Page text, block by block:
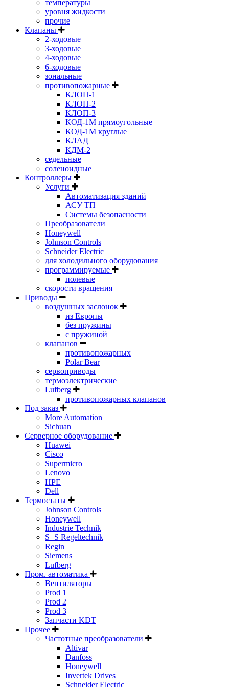
температуры
уровня жидкости
прочие
Клапаны
2-ходовые
3-ходовые
4-ходовые
6-ходовые
зональные
противопожарные
КЛОП-1
КЛОП-2
КЛОП-3
КОД-1М прямоугольные
КОД-1М круглые
КЛАД
КДМ-2
седельные
соленоидные
Контроллеры
Услуги
Автоматизация зданий
АСУ ТП
Системы безопасности
Преобразователи
Honeywell
Johnson Controls
Schneider Electric
для холодильного оборудования
программируемые
полевые
скорости вращения
Приводы
воздушных заслонок
из Европы
без пружины
с пружиной
клапанов
противопожарных
Polar Bear
сервоприводы
термоэлектрические
Lufberg
противопожарных клапанов
Под заказ
More Automation
Sichuan
Серверное оборудование
Huawei
Cisco
Supermicro
Lenovo
HPE
Dell
Термостаты
Johnson Controls
Honeywell
Industrie Technik
S+S Regeltechnik
Regin
Siemens
Lufberg
Пром. автоматика
Вентиляторы
Prod 1
Prod 2
Prod 3
Запчасти KDT
Прочее
Частотные преобразователи
Altivar
Danfoss
Honeywell
Invertek Drives
Schneider Electric